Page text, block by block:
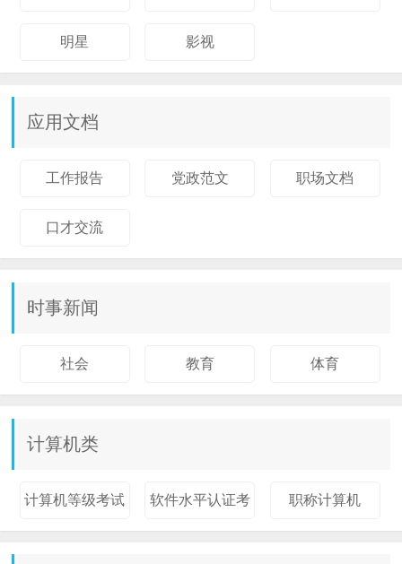
明星 影视
应用文档
工作报告 党政范文 职场文档
口才交流
时事新闻
社会 教育 体育
计算机类
计算机等级考试 软件水平认证考
试
职称计算机